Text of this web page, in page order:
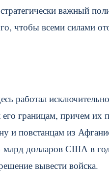
важный
чтобы всеми силами
работал
границам, причем их
и повстанцам из
млрд долларов США в
вывести войска.